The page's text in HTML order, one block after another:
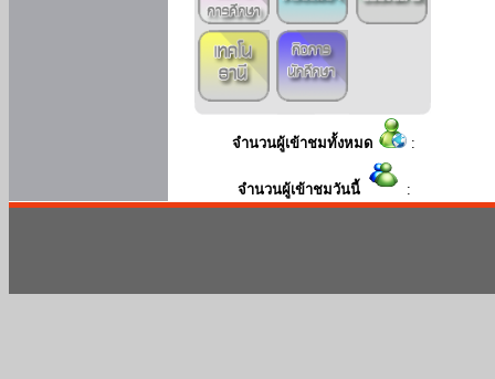
จำนวนผู้เข้าชมทั้งหมด :
จำนวนผู้เข้าชมวันนี้ :